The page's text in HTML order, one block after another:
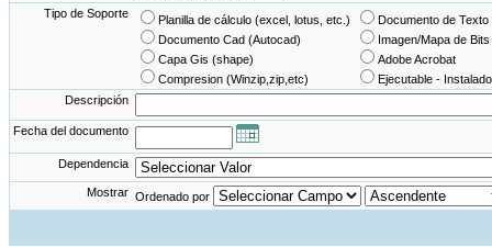
Tipo de Soporte Planilla de cálculo (excel, lotus, etc.)
Documento de
Documento Cad (Autocad)
Imagen/Mapa de Bits
Capa Gis (shape)
Adobe Acrobat
Compresion (Winzip,zip,etc)
Ejecutable -
Descripción
Fecha del documento
Dependencia
Mostrar Ordenado por